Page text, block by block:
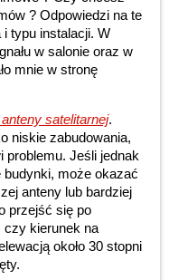
? Odpowiedzi na te
typu instalacji. W
w salonie oraz w
mnie w stronę
satelitarnej.
niskie zabudowania,
problemu. Jeśli jednak
może okazać
anteny lub bardziej
przejść się po
czy kierunek na
około 30 stopni